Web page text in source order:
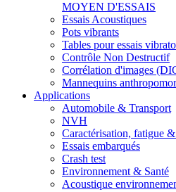
MOYEN D'ESSAIS
Essais Acoustiques
Pots vibrants
Tables pour essais
Contrôle Non Destructif
Corrélation d'images
Mannequins
Applications
Automobile & Transport
NVH
Caractérisation, fatigue
Essais embarqués
Crash test
Environnement & Santé
Acoustique